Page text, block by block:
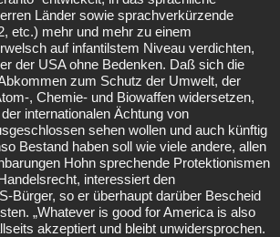
Länder sowie sprachverkürzende
etc.) mehr und mehr zu einem
auf infantilstem Niveau verdichten,
der USA ohne Bedenken. Daß sich die
zum Schutz der Umwelt, der
, Chemie- und Biowaffen widersetzen,
internationalen Ächtung von
sehen wollen und auch künftig
Bestand haben soll wie viele andere, allen
Hohn sprechende Protektionismen
interessiert den
Bürger, so er überhaupt darüber Bescheid
„Whatever is good for America is also
akzeptiert und bleibt unwidersprochen.